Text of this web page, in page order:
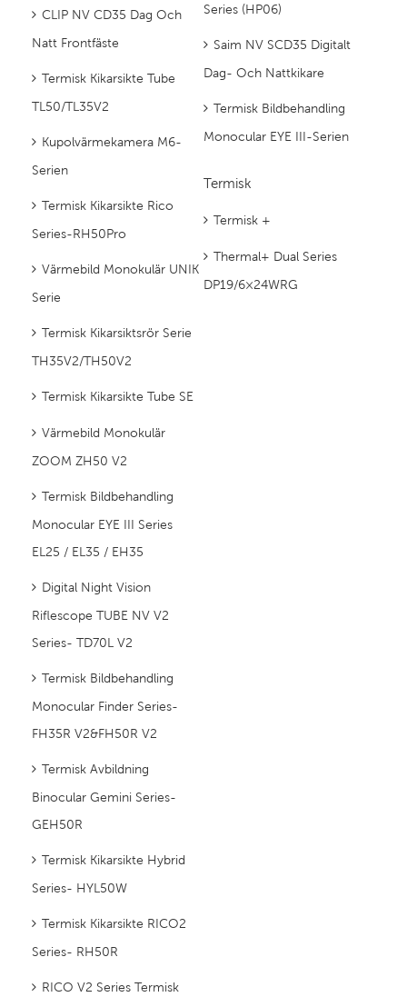
CLIP NV CD35 Dag Och
Natt Frontfäste
Termisk Kikarsikte Tube
TL50/TL35V2
Kupolvärmekamera M6-
Serien
Termisk Kikarsikte Rico
Series-RH50Pro
Värmebild Monokulär UNIK
Serie
Termisk Kikarsiktsrör Serie
TH35V2/TH50V2
Termisk Kikarsikte Tube SE
Värmebild Monokulär
ZOOM ZH50 V2
Termisk Bildbehandling
Monocular EYE III Series
EL25 / EL35 / EH35
Digital Night Vision
Riflescope TUBE NV V2
Series- TD70L V2
Termisk Bildbehandling
Monocular Finder Series-
FH35R V2&FH50R V2
Termisk Avbildning
Binocular Gemini Series-
GEH50R
Termisk Kikarsikte Hybrid
Series- HYL50W
Termisk Kikarsikte RICO2
Series- RH50R
RICO V2 Series Termisk
Series (HP06)
Saim NV SCD35 Digitalt
Dag- Och Nattkikare
Termisk Bildbehandling
Monocular EYE III-Serien
Termisk
Termisk +
Thermal+ Dual Series
DP19/6×24WRG